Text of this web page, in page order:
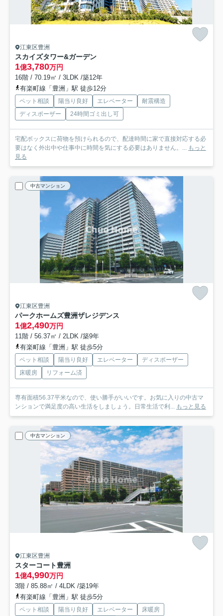
江東区豊洲
スカイズタワー&ガーデン
1億3,780万円
16階 / 70.19㎡ / 3LDK /築12年
有楽町線「豊洲」駅 徒歩12分
ペット相談 陽当り良好 エレベーター
耐震構造
ディスポーザー
24時間ゴミ出し可
宅配ボックスに荷物を預けられるので、配達時間に家で直接対応する必
要はなく外出中や仕事中に時間を気にする必要はありません。... もっと
見る
中古マンション
江東区豊洲
パークホームズ豊洲ザレジデンス
1億2,490万円
11階 / 56.37㎡ / 2LDK /築9年
有楽町線「豊洲」駅 徒歩5分
ペット相談 陽当り良好 エレベーター
ディスポーザー
床暖房
リフォーム済
専有面積56.37平米なので、使い勝手がいいです。お気に入りの中古マ
ンションで満足度の高い生活をしましょう。日常生活で利... もっと見る
中古マンション
江東区豊洲
スターコート豊洲
1億4,990万円
3階 / 85.88㎡ / 4LDK /築19年
有楽町線「豊洲」駅 徒歩5分
ペット相談 陽当り良好 エレベーター
床暖房